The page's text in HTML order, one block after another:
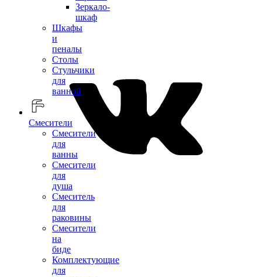
Зеркало-
шкаф
Шкафы
и
пеналы
Столы
Стульчики
для
ванной
Смесители
Смесители
для
ванны
Смесители
для
душа
Смеситель
для
раковины
Смесители
на
биде
Комплектующие
для